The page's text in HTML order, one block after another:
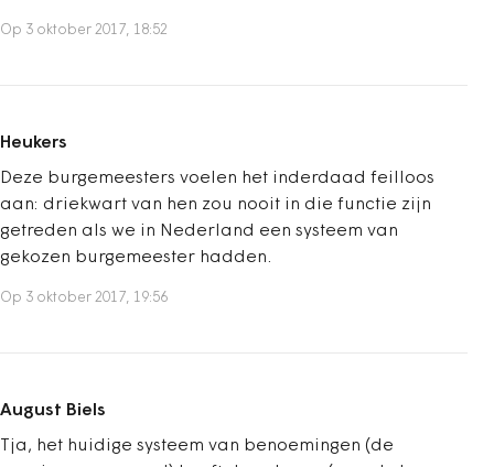
Op 3 oktober 2017, 18:52
Heukers
Deze burgemeesters voelen het inderdaad feilloos
aan: driekwart van hen zou nooit in die functie zijn
getreden als we in Nederland een systeem van
gekozen burgemeester hadden.
Op 3 oktober 2017, 19:56
August Biels
Tja, het huidige systeem van benoemingen (de